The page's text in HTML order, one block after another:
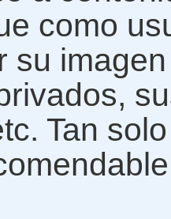
como
su
Tan